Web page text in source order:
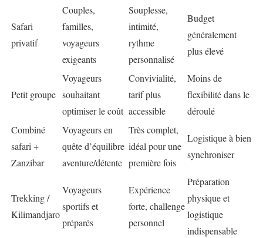
Safari
privatif
Couples,
familles,
voyageurs
exigeants
Souplesse,
intimité,
rythme
personnalisé
Budget
généralement
plus élevé
Petit groupe
Voyageurs
souhaitant
optimiser le coût
Convivialité,
tarif plus
accessible
Moins de
flexibilité dans le
déroulé
Combiné
safari +
Zanzibar
Voyageurs en
quête d’équilibre
aventure/détente
Très complet,
idéal pour une
première fois
Logistique à bien
synchroniser
Trekking /
Kilimandjaro
Voyageurs
sportifs et
préparés
Expérience
forte, challenge
personnel
Préparation
physique et
logistique
indispensable